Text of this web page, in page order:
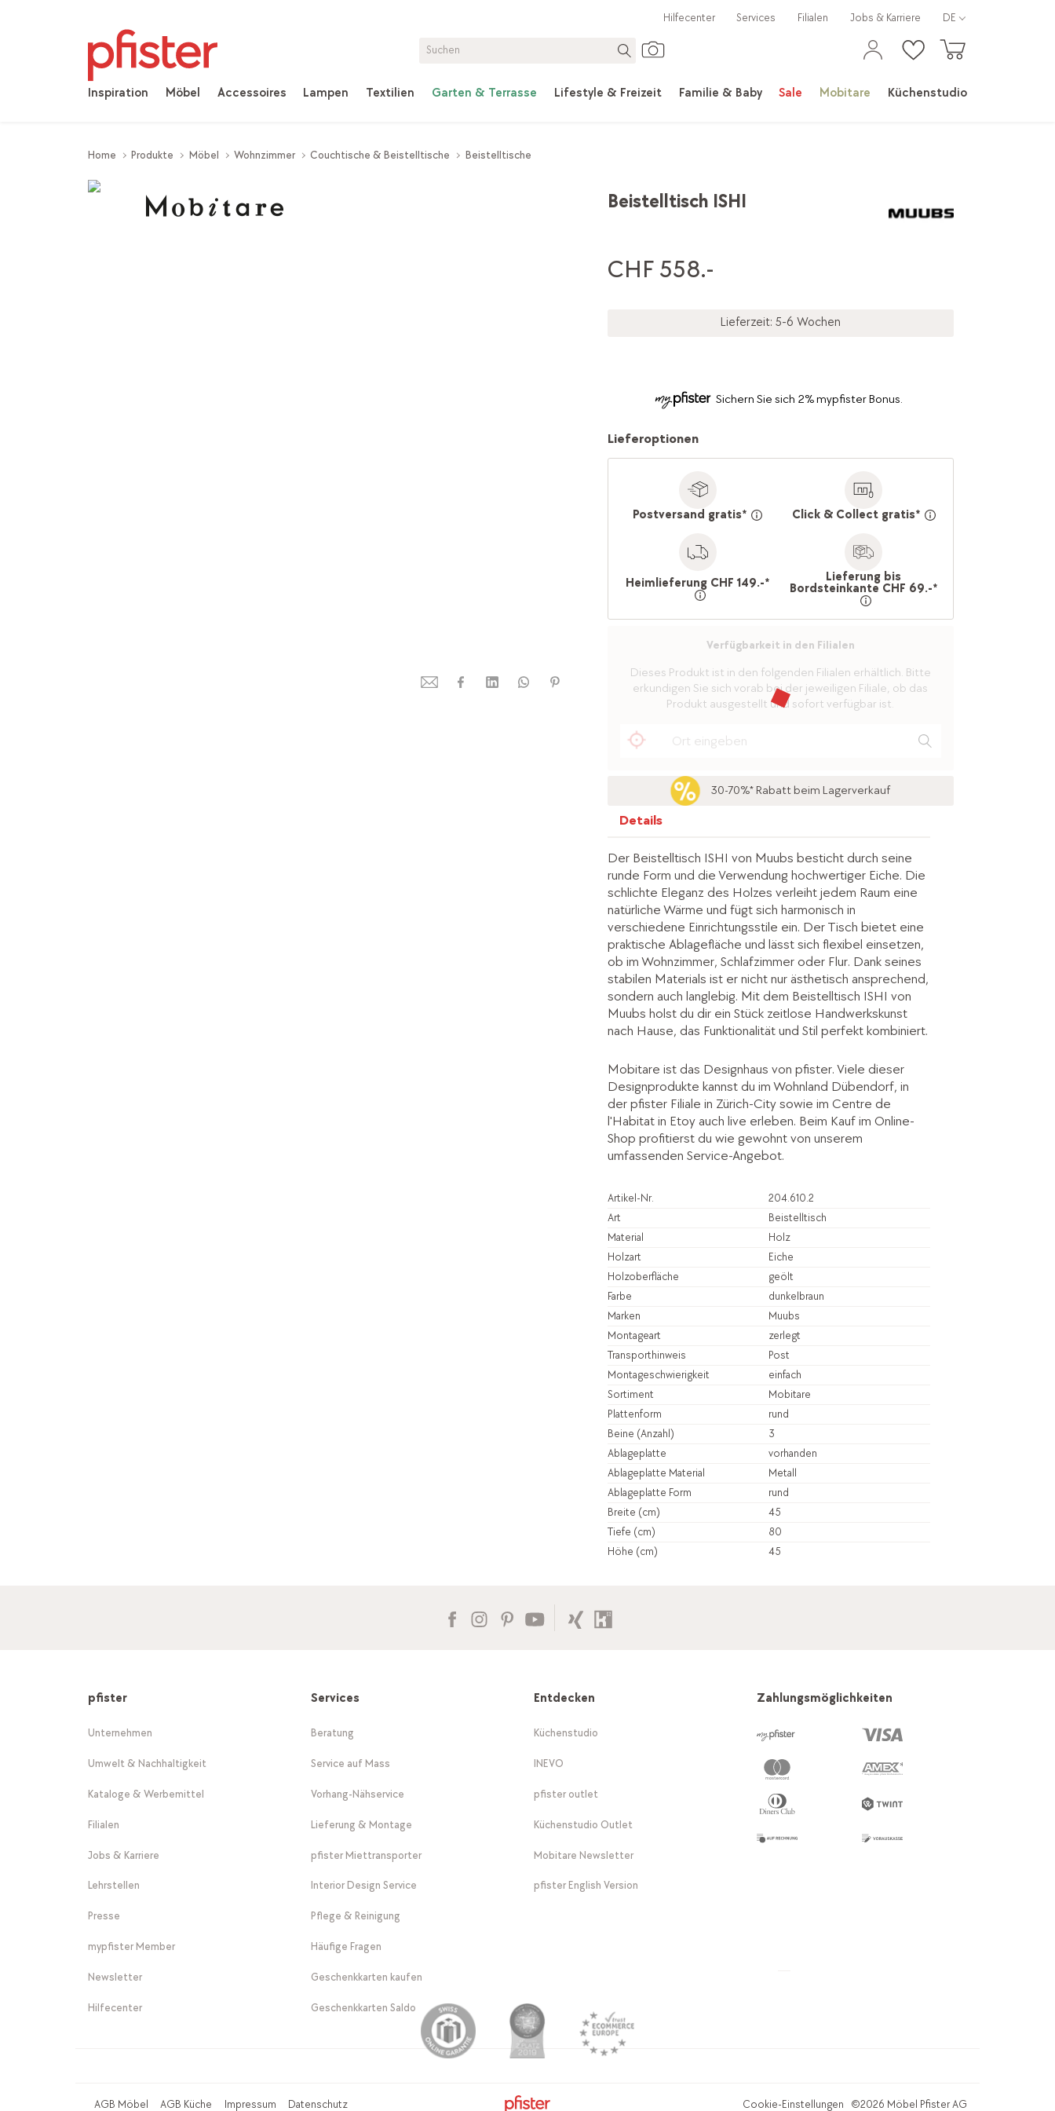
Inspiration Möbel Accessoires Lampen Textilien Garten & Terrasse Lifestyle & Freizeit Familie & Baby Sale Mobitare Küchenstudio
Hilfecenter Services Filialen Jobs & Karriere DE
Home Produkte Möbel Wohnzimmer Couchtische & Beistelltische Beistelltische
Beistelltisch ISHI
CHF 558.-
Lieferzeit: 5-6 Wochen
Sichern Sie sich 2% mypfister Bonus.
Lieferoptionen
Postversand gratis* Click & Collect gratis*
Heimlieferung CHF 149.-* Lieferung bis
Bordsteinkante CHF 69.-*
Verfügbarkeit in den Filialen
Dieses Produkt ist in den folgenden Filialen erhältlich. Bitte
erkundigen Sie sich vorab bei der jeweiligen Filiale, ob das
Produkt ausgestellt und sofort verfügbar ist.
30-70%* Rabatt beim Lagerverkauf
Details
Der Beistelltisch ISHI von Muubs besticht durch seine
runde Form und die Verwendung hochwertiger Eiche. Die
schlichte Eleganz des Holzes verleiht jedem Raum eine
natürliche Wärme und fügt sich harmonisch in
verschiedene Einrichtungsstile ein. Der Tisch bietet eine
praktische Ablagefläche und lässt sich flexibel einsetzen,
ob im Wohnzimmer, Schlafzimmer oder Flur. Dank seines
stabilen Materials ist er nicht nur ästhetisch ansprechend,
sondern auch langlebig. Mit dem Beistelltisch ISHI von
Muubs holst du dir ein Stück zeitlose Handwerkskunst
nach Hause, das Funktionalität und Stil perfekt kombiniert.
Mobitare ist das Designhaus von pfister. Viele dieser
Designprodukte kannst du im Wohnland Dübendorf, in
der pfister Filiale in Zürich-City sowie im Centre de
l'Habitat in Etoy auch live erleben. Beim Kauf im Online-
Shop profitierst du wie gewohnt von unserem
umfassenden Service-Angebot.
Artikel-Nr.
204.610.2
Art
Beistelltisch
Material
Holz
Holzart
Eiche
Holzoberfläche
geölt
Farbe
dunkelbraun
Marken
Muubs
Montageart
zerlegt
Transporthinweis
Post
Montageschwierigkeit
einfach
Sortiment
Mobitare
Plattenform
rund
Beine (Anzahl)
3
Ablageplatte
vorhanden
Ablageplatte Material
Metall
Ablageplatte Form
rund
Breite (cm)
45
Tiefe (cm)
80
Höhe (cm)
45
pfister
Unternehmen
Umwelt & Nachhaltigkeit
Kataloge & Werbemittel
Filialen
Jobs & Karriere
Lehrstellen
Presse
mypfister Member
Newsletter
Hilfecenter
Services
Beratung
Service auf Mass
Vorhang-Nähservice
Lieferung & Montage
pfister Miettransporter
Interior Design Service
Pflege & Reinigung
Häufige Fragen
Geschenkkarten kaufen
Geschenkkarten Saldo
Entdecken
Küchenstudio
INEVO
pfister outlet
Küchenstudio Outlet
Mobitare Newsletter
pfister English Version
Zahlungsmöglichkeiten
AGB Möbel AGB Küche Impressum Datenschutz Cookie-Einstellungen ©2026 Möbel Pfister AG